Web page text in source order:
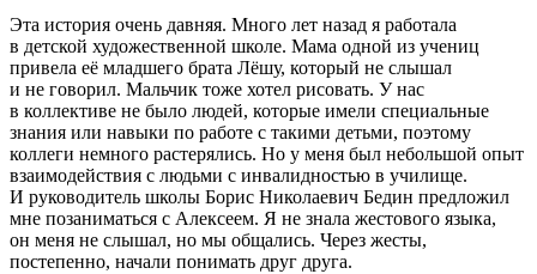
Эта история очень давняя. Много лет назад я работала
в детской художественной школе. Мама одной из учениц
привела её младшего брата Лёшу, который не слышал
и не говорил. Мальчик тоже хотел рисовать. У нас
в коллективе не было людей, которые имели специальные
знания или навыки по работе с такими детьми, поэтому
коллеги немного растерялись. Но у меня был небольшой опыт
взаимодействия с людьми с инвалидностью в училище.
И руководитель школы Борис Николаевич Бедин предложил
мне позаниматься с Алексеем. Я не знала жестового языка,
он меня не слышал, но мы общались. Через жесты,
постепенно, начали понимать друг друга.